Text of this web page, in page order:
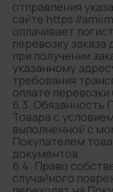
отправления
сайте https://
оплачивает
перевозку
при получении
указанному
требования
оплате
6.3. Обязанность
Товара с
выполненной с
Покупателем
документов.
6.4. Право
случайного